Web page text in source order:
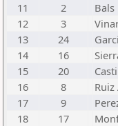
11
2 Bals
12
3
13
24
14
16
15
20
16
8
17
9
18
17